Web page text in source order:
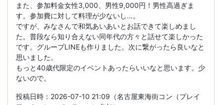
また、参加料金女性3,000、男性9,000円！男性高過ぎま
す。参加費に対して料理が少ないし…。
ですが、みなさんで和気あいあいとお話できて楽しめまし
た。普段なら知り合えない同年代の方々と話せて楽しかった
です。グループLINEも作りました。次に繋がったら良いなと
思いました。
もっと40歳代限定のイベントあったらいいなと思います。少
ないので。
投稿日時：2026-07-10 21:09（名古屋東海街コン（プレイ